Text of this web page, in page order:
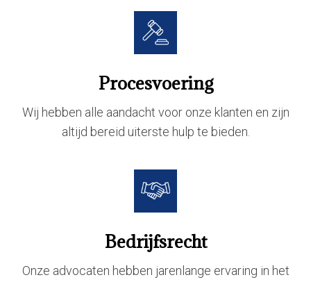
Procesvoering
Wij hebben alle aandacht voor onze klanten en zijn
altijd bereid uiterste hulp te bieden.
Bedrijfsrecht
Onze advocaten hebben jarenlange ervaring in het